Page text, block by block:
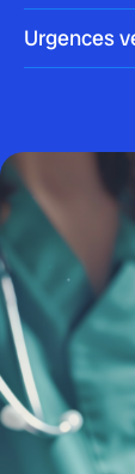
On parle
désigner
[…]
Blog
Urgences